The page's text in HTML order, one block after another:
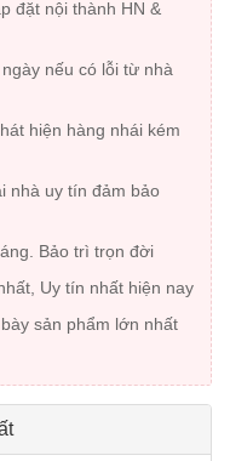
đặt nội thành HN &
ngày nếu có lỗi từ nhà
hiện hàng nhái kém
nhà uy tín đảm bảo
Bảo trì trọn đời
Uy tín nhất hiện nay
sản phẩm lớn nhất